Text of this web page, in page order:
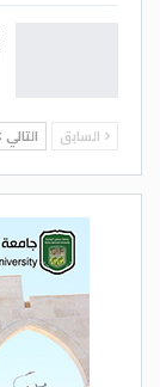
السابق التالي